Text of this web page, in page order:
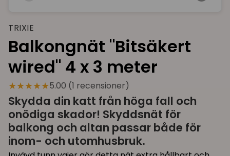
TRIXIE
Balkongnät "Bitsäkert
wired" 4 x 3 meter
★★★★★5.00 (1 recensioner)
Skydda din katt från höga fall och
onödiga skador! Skyddsnät för
balkong och altan passar både för
inom- och utomhusbruk.